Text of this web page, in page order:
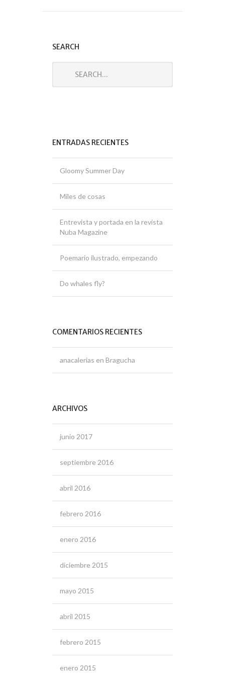
SEARCH
ENTRADAS RECIENTES
Gloomy Summer Day
Miles de cosas
Entrevista y portada en la revista
Nuba Magazine
Poemario ilustrado, empezando
Do whales fly?
COMENTARIOS RECIENTES
anacalerias en Bragucha
ARCHIVOS
junio 2017
septiembre 2016
abril 2016
febrero 2016
enero 2016
diciembre 2015
mayo 2015
abril 2015
febrero 2015
enero 2015